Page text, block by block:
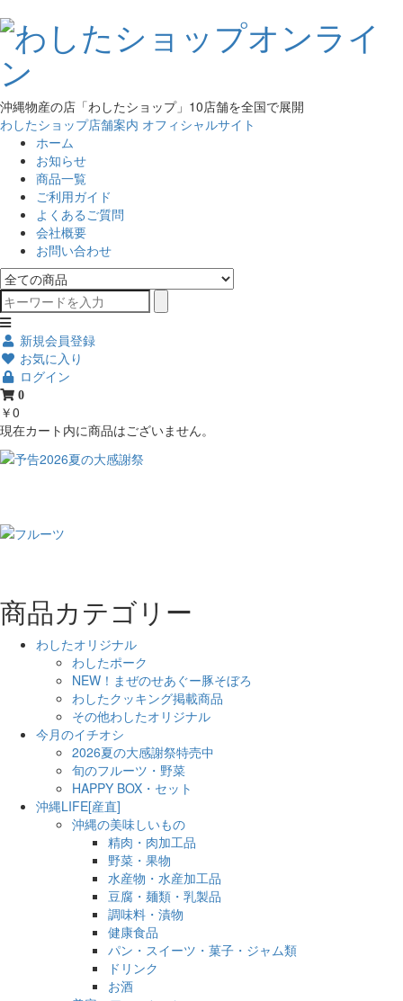
沖縄物産の店「わしたショップ」10店舗を全国で展開
わしたショップ店舗案内 オフィシャルサイト
ホーム
お知らせ
商品一覧
ご利用ガイド
よくあるご質問
会社概要
お問い合わせ
新規会員登録
お気に入り
ログイン
0
￥0
現在カート内に商品はございません。
商品カテゴリー
わしたオリジナル
わしたポーク
NEW！まぜのせあぐー豚そぼろ
わしたクッキング掲載商品
その他わしたオリジナル
今月のイチオシ
2026夏の大感謝祭特売中
旬のフルーツ・野菜
HAPPY BOX・セット
沖縄LIFE[産直]
沖縄の美味しいもの
精肉・肉加工品
野菜・果物
水産物・水産加工品
豆腐・麺類・乳製品
調味料・漬物
健康食品
パン・スイーツ・菓子・ジャム類
ドリンク
お酒